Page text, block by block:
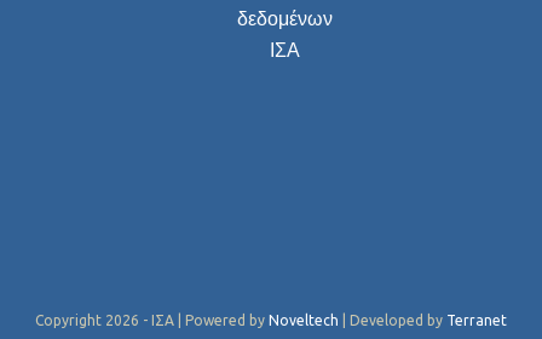
δεδομένων
ΙΣΑ
Copyright 2026 - ΙΣΑ | Powered by Noveltech | Developed by Terranet